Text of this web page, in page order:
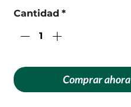
Cantidad *
Comprar ahora